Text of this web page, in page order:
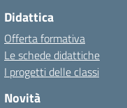
Didattica
Offerta formativa
Le schede didattiche
I progetti delle classi
Novità